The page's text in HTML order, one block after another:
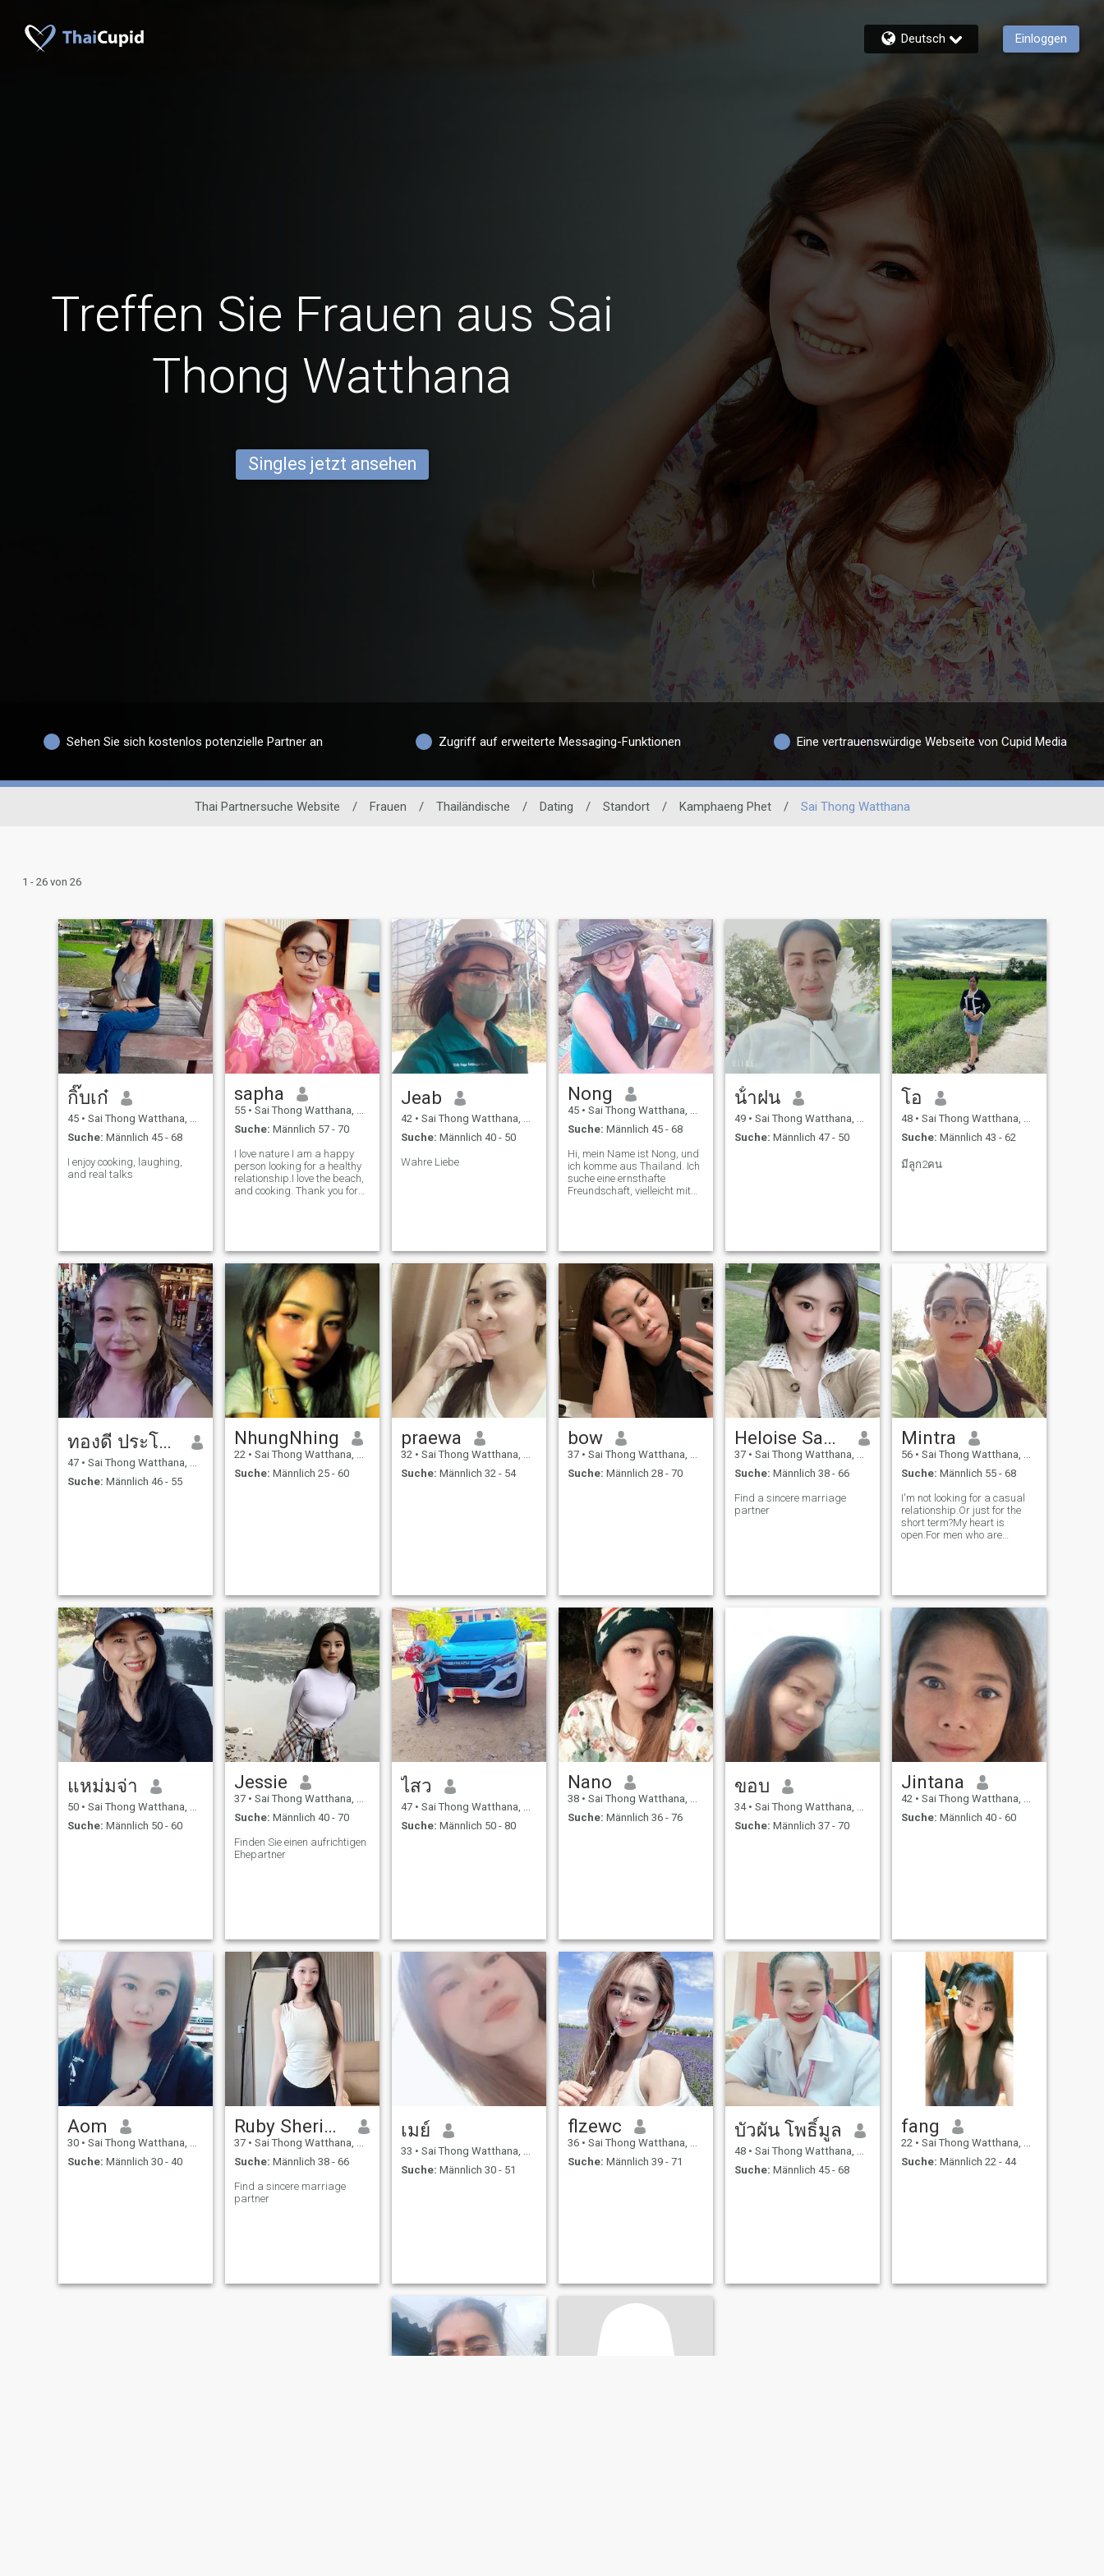
Deutsch Einloggen
Treffen Sie Frauen aus Sai
Thong Watthana
Singles jetzt ansehen
Sehen Sie sich kostenlos potenzielle Partner an Zugriff auf erweiterte Messaging-Funktionen Eine vertrauenswürdige Webseite von Cupid Media
Thai Partnersuche Website / Frauen / Thailändische / Dating / Standort / Kamphaeng Phet / Sai Thong Watthana
1 - 26 von 26
กิ๊บเก๋
45 • Sai Thong Watthana, Kamphaeng Phet, Thailand
Suche: Männlich 45 - 68
I enjoy cooking, laughing,
and real talks
sapha
55 • Sai Thong Watthana, Kamphaeng Phet, Thailand
Suche: Männlich 57 - 70
I love nature I am a happy
person looking for a healthy
relationship.I love the beach,
and cooking. Thank you for
beautiful.I live in Thaila
๋Jeab
42 • Sai Thong Watthana, Kamphaeng Phet, Thailand
Suche: Männlich 40 - 50
Wahre Liebe
Nong
45 • Sai Thong Watthana, Kamphaeng Phet, Thailand
Suche: Männlich 45 - 68
Hi, mein Name ist Nong, und
ich komme aus Thailand. Ich
suche eine ernsthafte
Freundschaft, vielleicht mit
normalerweise Kaffee und
Brot. Ich trinke keinen Alkohol
und rauche nicht.
น้ําฝน
49 • Sai Thong Watthana, Kamphaeng Phet, Thailand
Suche: Männlich 47 - 50
โอ
48 • Sai Thong Watthana, Kamphaeng Phet, Thailand
Suche: Männlich 43 - 62
มีลูก2คน
ทองดี ประโมทัติ
47 • Sai Thong Watthana, Kamphaeng Phet, Thailand
Suche: Männlich 46 - 55
NhungNhing
22 • Sai Thong Watthana, Kamphaeng Phet, Thailand
Suche: Männlich 25 - 60
praewa
32 • Sai Thong Watthana, Kamphaeng Phet, Thailand
Suche: Männlich 32 - 54
bow
37 • Sai Thong Watthana, Kamphaeng Phet, Thailand
Suche: Männlich 28 - 70
Heloise Sander
37 • Sai Thong Watthana, Kamphaeng Phet, Thailand
Suche: Männlich 38 - 66
Find a sincere marriage
partner
Mintra
56 • Sai Thong Watthana, Kamphaeng Phet, Thailand
Suche: Männlich 55 - 68
I'm not looking for a casual
relationship.Or just for the
short term?My heart is
open.For men who are
love.Respect and growth
together.
แหม่มจ่า
50 • Sai Thong Watthana, Kamphaeng Phet, Thailand
Suche: Männlich 50 - 60
Jessie
37 • Sai Thong Watthana, Kamphaeng Phet, Thailand
Suche: Männlich 40 - 70
Finden Sie einen aufrichtigen
Ehepartner
ไสว
47 • Sai Thong Watthana, Kamphaeng Phet, Thailand
Suche: Männlich 50 - 80
Nano
38 • Sai Thong Watthana, Kamphaeng Phet, Thailand
Suche: Männlich 36 - 76
ขอบ
34 • Sai Thong Watthana, Kamphaeng Phet, Thailand
Suche: Männlich 37 - 70
Jintana
42 • Sai Thong Watthana, Kamphaeng Phet, Thailand
Suche: Männlich 40 - 60
Aom
30 • Sai Thong Watthana, Kamphaeng Phet, Thailand
Suche: Männlich 30 - 40
Ruby Sheridan
37 • Sai Thong Watthana, Kamphaeng Phet, Thailand
Suche: Männlich 38 - 66
Find a sincere marriage
partner
เมย์
33 • Sai Thong Watthana, Kamphaeng Phet, Thailand
Suche: Männlich 30 - 51
flzewc
36 • Sai Thong Watthana, Kamphaeng Phet, Thailand
Suche: Männlich 39 - 71
บัวผัน โพธิ์มูล
48 • Sai Thong Watthana, Kamphaeng Phet, Thailand
Suche: Männlich 45 - 68
fang
22 • Sai Thong Watthana, Kamphaeng Phet, Thailand
Suche: Männlich 22 - 44